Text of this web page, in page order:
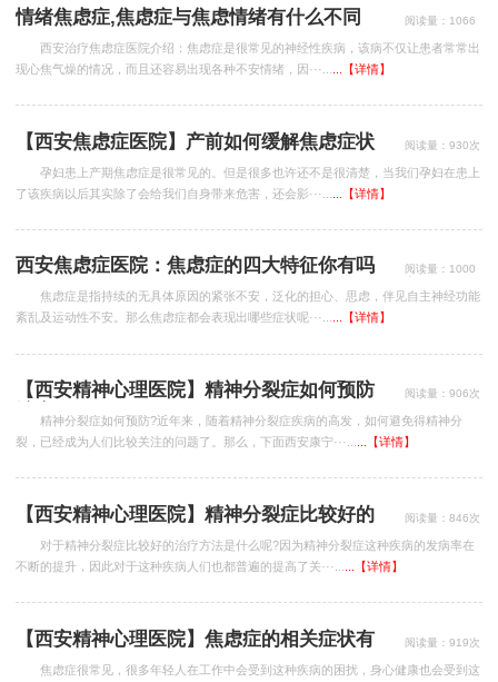
情绪焦虑症,焦虑症与焦虑情绪有什么不同
阅读量：1066
西安治疗焦虑症医院介绍：焦虑症是很常见的神经性疾病，该病不仅让患者常常出
现心焦气燥的情况，而且还容易出现各种不安情绪，因···...
...【详情】
【西安焦虑症医院】产前如何缓解焦虑症状 阅读量：930次
孕妇患上产期焦虑症是很常见的。但是很多也许还不是很清楚，当我们孕妇在患上
了该疾病以后其实除了会给我们自身带来危害，还会影···...
...【详情】
西安焦虑症医院：焦虑症的四大特征你有吗
阅读量：1000
次
焦虑症是指持续的无具体原因的紧张不安，泛化的担心、思虑，伴见自主神经功能
紊乱及运动性不安。那么焦虑症都会表现出哪些症状呢···...
...【详情】
【西安精神心理医院】精神分裂症如何预防
治疗
阅读量：906次
精神分裂症如何预防?近年来，随着精神分裂症疾病的高发，如何避免得精神分
裂，已经成为人们比较关注的问题了。那么，下面西安康宁···...
...【详情】
【西安精神心理医院】精神分裂症比较好的
治疗方法是什么
阅读量：846次
对于精神分裂症比较好的治疗方法是什么呢?因为精神分裂症这种疾病的发病率在
不断的提升，因此对于这种疾病人们也都普遍的提高了关···...
...【详情】
【西安精神心理医院】焦虑症的相关症状有
哪些?
阅读量：919次
焦虑症很常见，很多年轻人在工作中会受到这种疾病的困扰，身心健康也会受到这